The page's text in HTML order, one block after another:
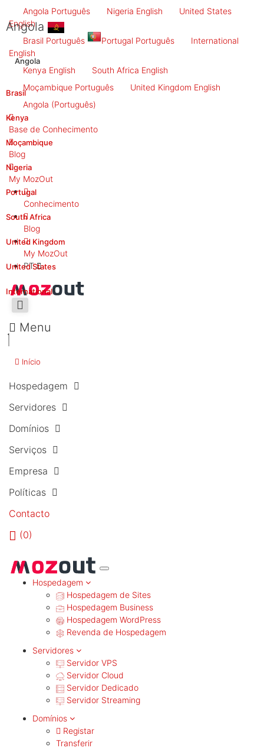
Angola Português Nigeria English
United States
English
Brasil Português Portugal Português
International
English
Kenya English South Africa English
Moçambique Português United Kingdom English
Angola (Português)
Base de Conhecimento
Blog
My MozOut
Conhecimento
Blog
My MozOut
PT
Angola
Angola
Brasil
Kenya
Moçambique
Nigeria
Portugal
South Africa
United Kingdom
United States
International
Menu
Início
Hospedagem
Servidores
Domínios
Serviços
Empresa
Políticas
Contacto
(0)
Hospedagem
Hospedagem de Sites
Hospedagem Business
Hospedagem WordPress
Revenda de Hospedagem
Servidores
Servidor VPS
Servidor Cloud
Servidor Dedicado
Servidor Streaming
Domínios
Registar
Transferir